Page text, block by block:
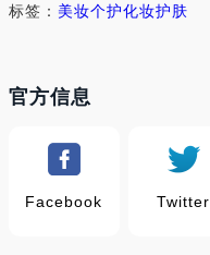
标签： 美妆个护化妆护肤
官方信息
Facebook Twitter